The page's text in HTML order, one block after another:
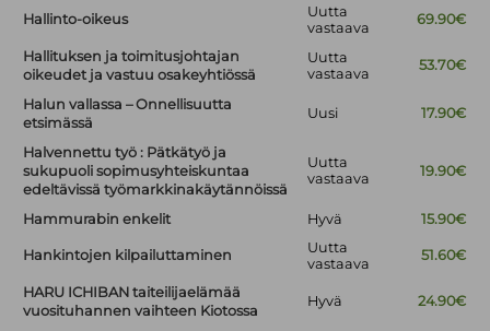
Hallinto-oikeus
Uutta
vastaava
69.90€
Hallituksen ja toimitusjohtajan
oikeudet ja vastuu osakeyhtiössä
Uutta
vastaava
53.70€
Halun vallassa – Onnellisuutta
etsimässä
Uusi 17.90€
Halvennettu työ : Pätkätyö ja
sukupuoli sopimusyhteiskuntaa
edeltävissä työmarkkinakäytännöissä
Uutta
vastaava
19.90€
Hammurabin enkelit Hyvä 15.90€
Hankintojen kilpailuttaminen
Uutta
vastaava
51.60€
HARU ICHIBAN taiteilijaelämää
vuosituhannen vaihteen Kiotossa
Hyvä 24.90€